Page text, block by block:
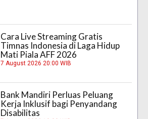
Cara Live Streaming Gratis
Timnas Indonesia di Laga Hidup
Mati Piala AFF 2026
7 August 2026 20:00 WIB
Bank Mandiri Perluas Peluang
Kerja Inklusif bagi Penyandang
Disabilitas